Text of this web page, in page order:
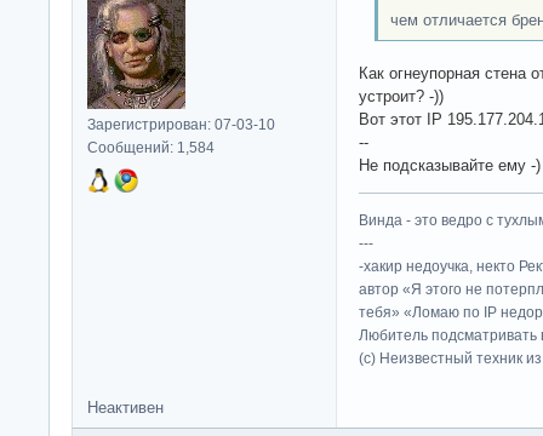
Зарегистрирован: 07-03-10
Сообщений: 1,584
чем отличается
Как огнеупорная стена
устроит? -))
Вот этот IP
--
Не подсказывайте ему -)
Винда - это ведро с
---
-хакир недоучка, некто
автор «Я этого не
тебя» «Ломаю по IP
Любитель подсматривать
(c) Неизвестный техник
Неактивен